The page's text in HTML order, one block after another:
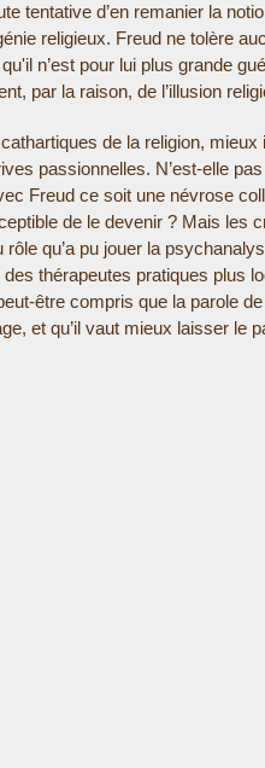
tentative d’en remanier la
religieux. Freud ne tolère
n’est pour lui plus grande
par la raison, de l’illusion
de la religion,
passionnelles. N’est-elle
Freud ce soit une névrose
de le devenir ? Mais les
qu’a pu jouer la
thérapeutes pratiques plus
être compris que la parole
et qu’il vaut mieux laisser